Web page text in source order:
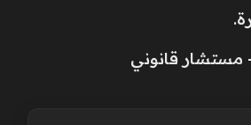
مستشار قانوني